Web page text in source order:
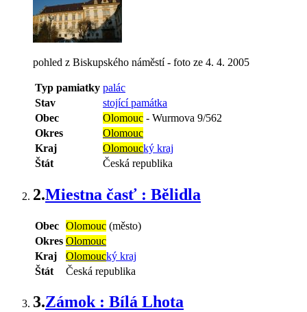
pohled z Biskupského náměstí - foto ze 4. 4. 2005
Typ pamiatky palác
Stav
stojící památka
Obec
Olomouc - Wurmova 9/562
Okres
Olomouc
Kraj
Olomoucký kraj
Štát
Česká republika
2.Miestna časť : Bělidla
Obec Olomouc (město)
Okres Olomouc
Kraj
Olomoucký kraj
Štát
Česká republika
3.Zámok : Bílá Lhota